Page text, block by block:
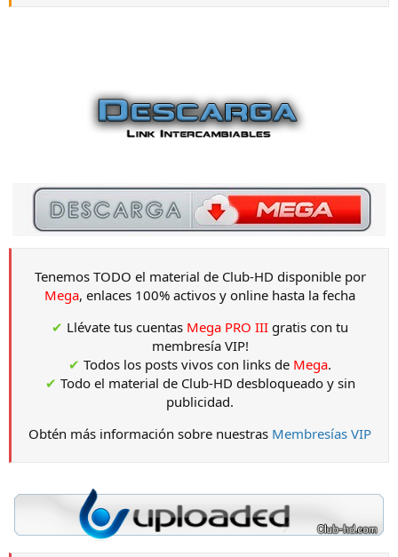
Tenemos TODO el material de Club-HD disponible por
Mega, enlaces 100% activos y online hasta la fecha
✔ Llévate tus cuentas Mega PRO III gratis con tu
membresía VIP!
✔ Todos los posts vivos con links de Mega.
✔ Todo el material de Club-HD desbloqueado y sin
publicidad.
Obtén más información sobre nuestras Membresías VIP